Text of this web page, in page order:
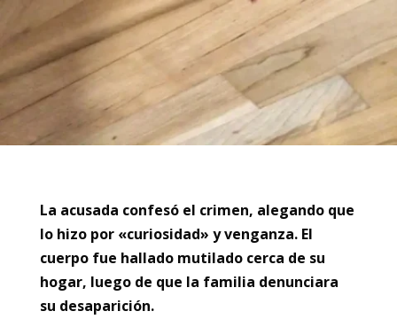
La acusada confesó el crimen, alegando que
lo hizo por «curiosidad» y venganza. El
cuerpo fue hallado mutilado cerca de su
hogar, luego de que la familia denunciara
su desaparición.